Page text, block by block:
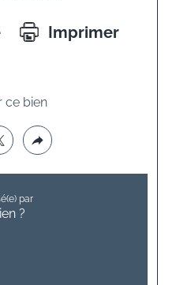
Imprimer
ce bien
par
?